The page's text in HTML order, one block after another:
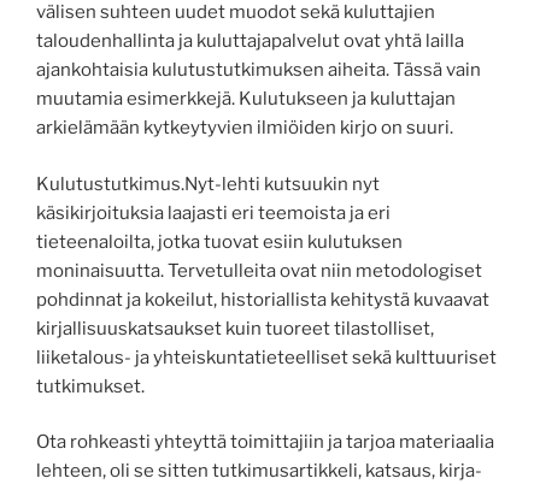
välisen suhteen uudet muodot sekä kuluttajien
taloudenhallinta ja kuluttajapalvelut ovat yhtä lailla
ajankohtaisia kulutustutkimuksen aiheita. Tässä vain
muutamia esimerkkejä. Kulutukseen ja kuluttajan
arkielämään kytkeytyvien ilmiöiden kirjo on suuri.
Kulutustutkimus.Nyt-lehti kutsuukin nyt
käsikirjoituksia laajasti eri teemoista ja eri
tieteenaloilta, jotka tuovat esiin kulutuksen
moninaisuutta. Tervetulleita ovat niin metodologiset
pohdinnat ja kokeilut, historiallista kehitystä kuvaavat
kirjallisuuskatsaukset kuin tuoreet tilastolliset,
liiketalous- ja yhteiskuntatieteelliset sekä kulttuuriset
tutkimukset.
Ota rohkeasti yhteyttä toimittajiin ja tarjoa materiaalia
lehteen, oli se sitten tutkimusartikkeli, katsaus, kirja-